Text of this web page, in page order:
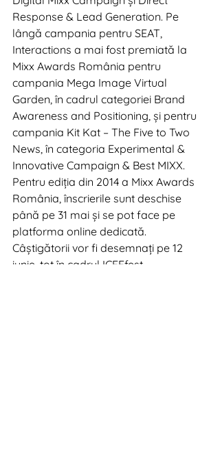
Response & Lead Generation. Pe
lângă campania pentru SEAT,
Interactions a mai fost premiată la
Mixx Awards România pentru
campania Mega Image Virtual
Garden, în cadrul categoriei Brand
Awareness and Positioning, și pentru
campania Kit Kat – The Five to Two
News, în categoria Experimental &
Innovative Campaign & Best MIXX.
Pentru ediția din 2014 a Mixx Awards
România, înscrierile sunt deschise
până pe 31 mai și se pot face pe
platforma online dedicată.
Câștigătorii vor fi desemnați pe 12
iunie, tot în cadrul ICEEfest.